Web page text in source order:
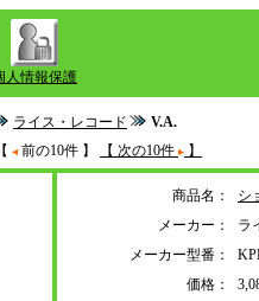
人情報保護
ライス・レコード
V.A.
【 前の10件 】 【 次の10件 】
商品名：
シ
メーカー：
ラ
メーカー型番：
価格：